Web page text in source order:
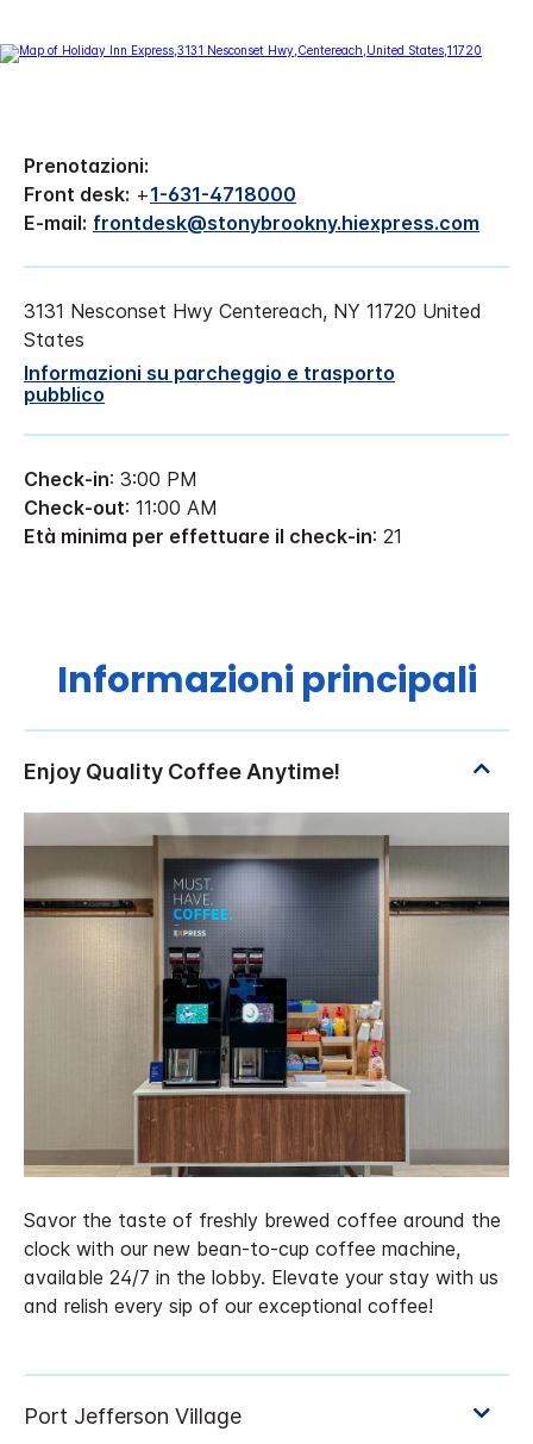
Prenotazioni:
Front desk: +1-631-4718000
E-mail: frontdesk@stonybrookny.hiexpress.com
3131 Nesconset Hwy Centereach, NY 11720 United
States
Informazioni su parcheggio e trasporto
pubblico
Check-in: 3:00 PM
Check-out: 11:00 AM
Età minima per effettuare il check-in: 21
Informazioni principali
Savor the taste of freshly brewed coffee around the
clock with our new bean-to-cup coffee machine,
available 24/7 in the lobby. Elevate your stay with us
and relish every sip of our exceptional coffee!